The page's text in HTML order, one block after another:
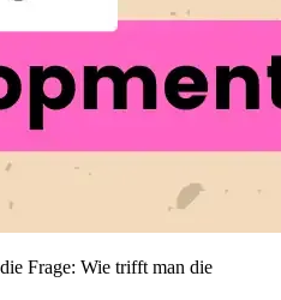
Frage: Wie trifft man die